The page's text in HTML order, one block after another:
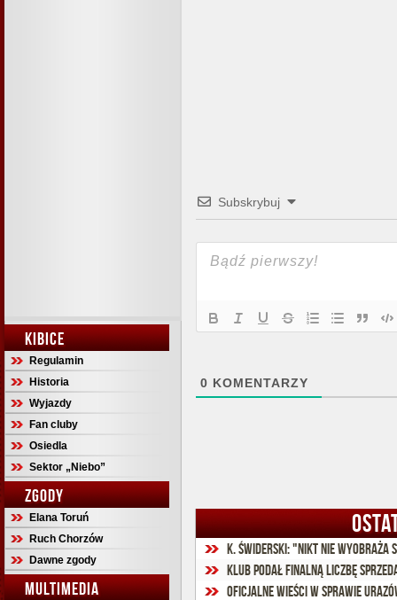
KIBICE
Regulamin
Historia
Wyjazdy
Fan cluby
Osiedla
Sektor „Niebo”
ZGODY
Elana Toruń
Ruch Chorzów
Dawne zgody
MULTIMEDIA
Subskrybuj
0 KOMENTARZY
Klub podał finalną liczbę
Oficjalne wieści w sprawie